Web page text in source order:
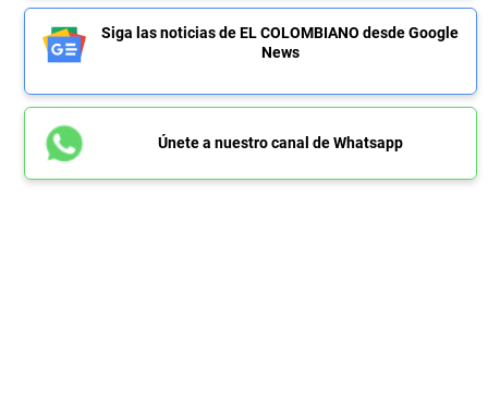
Siga las noticias de EL COLOMBIANO desde Google
News
Únete a nuestro canal de Whatsapp